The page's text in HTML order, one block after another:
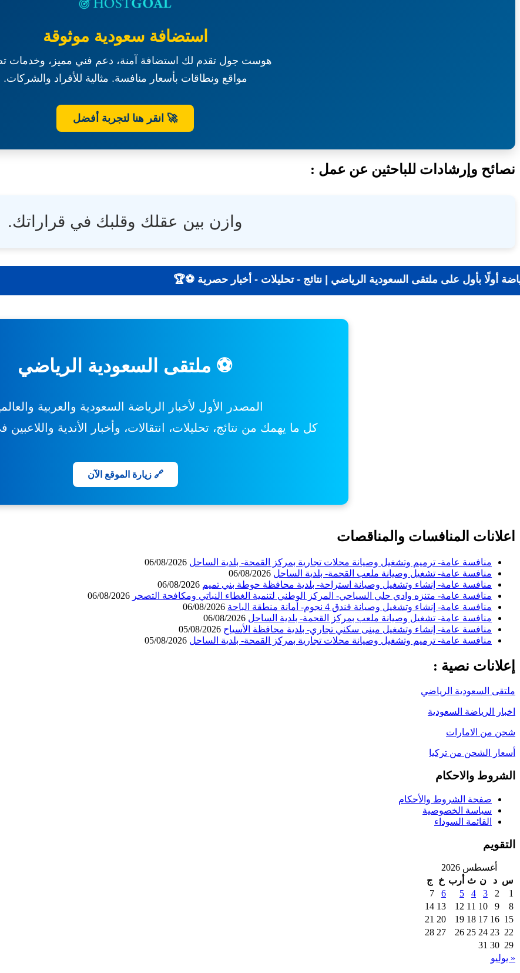
استضافة سعودية موثوقة
هوست جول تقدم لك استضافة آمنة، دعم فني مميز، وخدمات
مواقع ونطاقات بأسعار منافسة. مثالية للأفراد والشركات.
🚀 انقر هنا لتجربة أفضل
نصائح وإرشادات للباحثين عن عمل :
وازن بين عقلك وقلبك في قراراتك.
📰 جديد الرياضة أولًا بأول على ملتقى السعودية الرياضي | نتائج - تحليلات - أخبار حصرية ⚽🏆
⚽ ملتقى السعودية الرياضي
المصدر الأول لأخبار الرياضة السعودية والعربية
كل ما يهمك من نتائج، تحليلات، انتقالات، وأخبار الأندية
🔗 زيارة الموقع الآن
اعلانات المنافسات والمناقصات
منافسة عامة- ترميم وتشغيل وصيانة محلات تجارية بمركز القمحة- بلدية الساحل 06/08/2026
منافسة عامة- تشغيل وصيانة ملعب القحمة- بلدية الساحل 06/08/2026
منافسة عامة- إنشاء وتشغيل وصيانة استراحة- بلدية محافظة حوطة بني تميم 06/08/2026
منافسة عامة- متنزه وادي حلي السياحي- المركز الوطني لتنمية الغطاء النباتي ومكافحة التصحر 06/08/2026
منافسة عامة- إنشاء وتشغيل وصيانة فندق 4 نجوم- أمانة منطقة الباحة
06/08/2026
منافسة عامة- تشغيل وصيانة ملعب بمركز القحمة- بلدية الساحل 06/08/2026
منافسة عامة- إنشاء وتشغيل مبنى سكني تجاري- بلدية محافظة الأسياح 05/08/2026
منافسة عامة- ترميم وتشغيل وصيانة محلات تجارية بمركز القمحة- بلدية الساحل 05/08/2026
إعلانات نصية :
ملتقى السعودية الرياضي
اخبار الرياضة السعودية
شحن من الامارات
أسعار الشحن من تركيا
الشروط والاحكام
صفحة الشروط والأحكام
سياسة الخصوصية
القائمة السوداء
التقويم
أغسطس 2026
س د ن ث أرب خ
ج
1
2
3
4
5
6
7
8
9
10
11
12
13
14
15
16
17
18
19
20
21
22
23
24
25
26
27
28
29
30
31
« يوليو